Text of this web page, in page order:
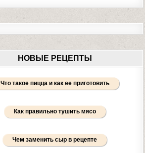
НОВЫЕ РЕЦЕПТЫ
Что такое пицца и как ее приготовить
Как правильно тушить мясо
Чем заменить сыр в рецепте